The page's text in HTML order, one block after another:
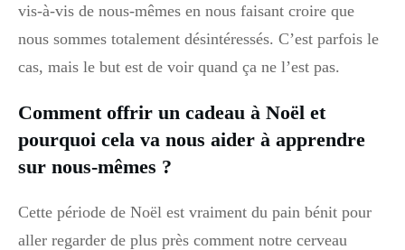
vis-à-vis de nous-mêmes en nous faisant croire que
nous sommes totalement désintéressés. C’est parfois le
cas, mais le but est de voir quand ça ne l’est pas.
Comment offrir un cadeau à Noël et
pourquoi cela va nous aider à apprendre
sur nous-mêmes ?
Cette période de Noël est vraiment du pain bénit pour
aller regarder de plus près comment notre cerveau